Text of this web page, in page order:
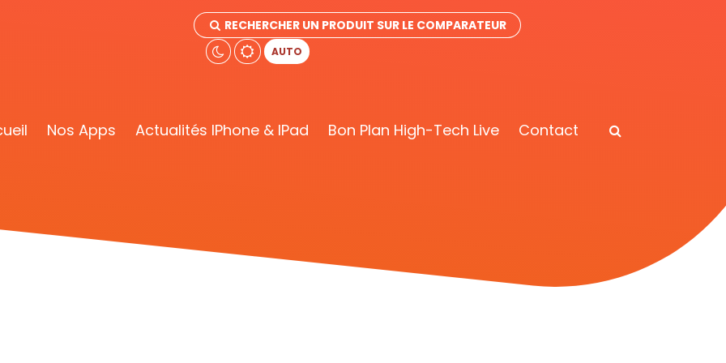
RECHERCHER UN PRODUIT SUR LE COMPARATEUR
AUTO
Nos Apps Actualités IPhone & IPad Bon Plan High-Tech Live Contact